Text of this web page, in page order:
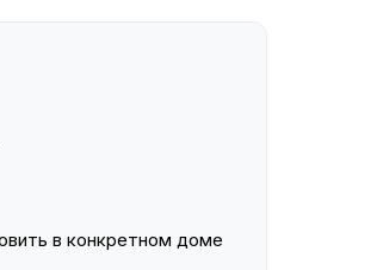
в конкретном доме